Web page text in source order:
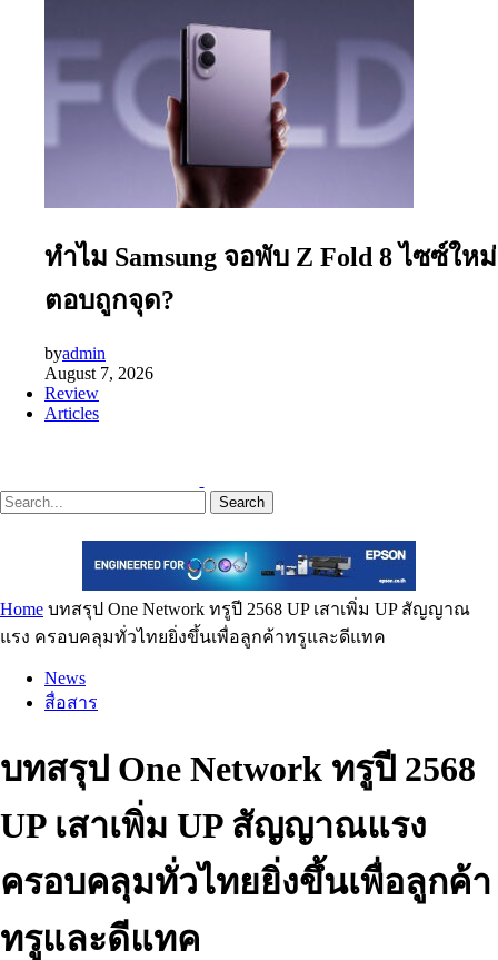
ทำไม Samsung จอพับ Z Fold 8 ไซซ์ใหม่
ตอบถูกจุด?
byadmin
August 7, 2026
Review
Articles
Search
Home บทสรุป One Network ทรูปี 2568 UP เสาเพิ่ม UP สัญญาณ
แรง ครอบคลุมทั่วไทยยิ่งขึ้นเพื่อลูกค้าทรูและดีแทค
News
สื่อสาร
บทสรุป One Network ทรูปี 2568
UP เสาเพิ่ม UP สัญญาณแรง
ครอบคลุมทั่วไทยยิ่งขึ้นเพื่อลูกค้า
ทรูและดีแทค